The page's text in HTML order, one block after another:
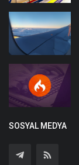
SOSYAL MEDYA